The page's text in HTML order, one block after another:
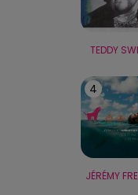
TEDDY
4
JÉRÉMY